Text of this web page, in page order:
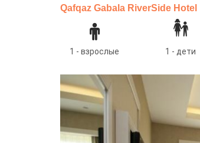
Qafqaz Gabala RiverSide Hotel
1 - взрослые 1 - дети